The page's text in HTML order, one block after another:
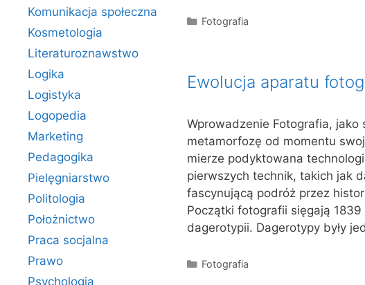
Kategorie
Fotografia
Ewolucja aparatu
Wprowadzenie Fotografia, jako
metamorfozę od momentu
mierze podyktowana
pierwszych technik, takich jak
fascynującą podróż przez
Początki fotografii sięgają
dagerotypii. Dagerotypy były
Kategorie
Fotografia
Komunikacja społeczna
Kosmetologia
Literaturoznawstwo
Logika
Logistyka
Logopedia
Marketing
Pedagogika
Pielęgniarstwo
Politologia
Położnictwo
Praca socjalna
Prawo
Psychologia